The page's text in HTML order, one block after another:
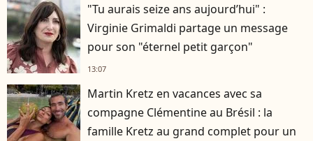
"Tu aurais seize ans aujourd’hui" :
Virginie Grimaldi partage un message
pour son "éternel petit garçon"
13:07
Martin Kretz en vacances avec sa
compagne Clémentine au Brésil : la
famille Kretz au grand complet pour un